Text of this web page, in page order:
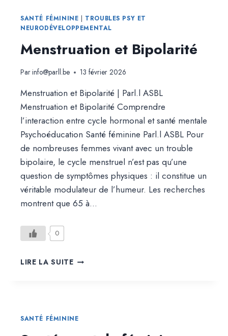
LA
MÉDECINE
INVENTE
DES
MALADIES
DE
FEMMES
SANTÉ FÉMININE | TROUBLES PSY ET
NEURODÉVELOPPEMENTAL
Menstruation et Bipolarité
Parinfo@parll.be 13 février 2026
Menstruation et Bipolarité | Parl.l ASBL
Menstruation et Bipolarité Comprendre
l’interaction entre cycle hormonal et santé mentale
Psychoéducation Santé féminine Parl.l ASBL Pour
de nombreuses femmes vivant avec un trouble
bipolaire, le cycle menstruel n’est pas qu’une
question de symptômes physiques : il constitue un
véritable modulateur de l’humeur. Les recherches
montrent que 65 à…
0
LIRE LA SUITEMENSTRUATION
SANTÉ FÉMININE